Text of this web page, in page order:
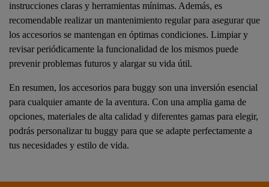
instrucciones claras y herramientas mínimas. Además, es
recomendable realizar un mantenimiento regular para asegurar que
los accesorios se mantengan en óptimas condiciones. Limpiar y
revisar periódicamente la funcionalidad de los mismos puede
prevenir problemas futuros y alargar su vida útil.
En resumen, los accesorios para buggy son una inversión esencial
para cualquier amante de la aventura. Con una amplia gama de
opciones, materiales de alta calidad y diferentes gamas para elegir,
podrás personalizar tu buggy para que se adapte perfectamente a
tus necesidades y estilo de vida.